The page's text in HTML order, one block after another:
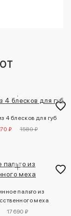
4 блесков для губ
₽
1580 ₽
пальто из
меха
17690 ₽